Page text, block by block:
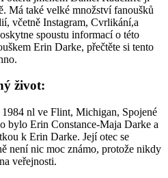
Má také velké množství fanoušků
včetně Instagram, Cvrlikání,a
spoustu informací o této
Erin Darke, přečtěte si tento
život:
nl ve Flint, Michigan, Spojené
bylo Erin Constance-Maja Darke a
k Erin Darke. Její otec se
není nic moc známo, protože nikdy
veřejnosti.